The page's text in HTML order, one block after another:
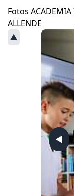
Fotos ACADEMIA
ALLENDE
▲
◀